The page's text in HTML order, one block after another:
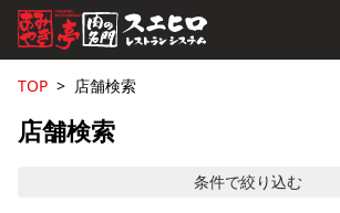
TOP 店舗検索
店舗検索
条件で絞り込む